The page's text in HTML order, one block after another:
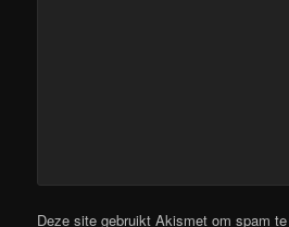
Deze site gebruikt Akismet om spam